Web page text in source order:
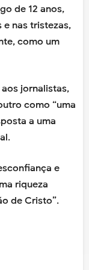
de 12 anos,
e nas tristezas,
como um
jornalistas,
como “uma
a uma
e
riqueza
de Cristo”.